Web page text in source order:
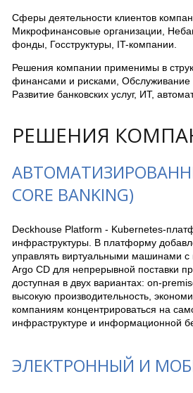
Сферы деятельности клиентов
Микрофинансовые организации,
фонды, Госструктуры, IT-компании.
Решения компании применимы в
финансами и рисками,
Развитие банковских услуг, ИТ,
РЕШЕНИЯ
CORE BANKING)
Deckhouse Platform - Kubernetes-
инфраструктуры. В платформу
управлять виртуальными машинами
Argo CD для непрерывной поставки
доступная в двух вариантах: on-
высокую производительность,
компаниям концентрироваться на
инфраструктуре и информационной
ЭЛЕКТРОННЫЙ И